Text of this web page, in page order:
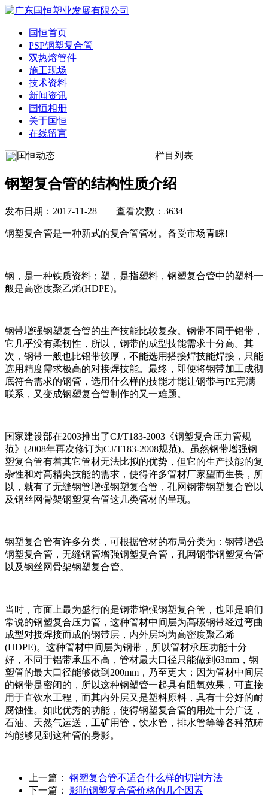
国恒首页
PSP钢塑复合管
双热熔管件
施工现场
技术资料
新闻资讯
国恒相册
关于国恒
在线留言
国恒动态 栏目列表
钢塑复合管的结构性质介绍
发布日期：2017-11-28 查看次数：3634
钢塑复合管是一种新式的复合管管材。备受市场青睐!
钢，是一种铁质资料；塑，是指塑料，钢塑复合管中的塑料一
般是高密度聚乙烯(HDPE)。
钢带增强钢塑复合管的生产技能比较复杂。钢带不同于铝带，
它几乎没有柔韧性，所以，钢带的成型技能需求十分高。其
次，钢带一般也比铝带较厚，不能选用搭接焊技能焊接，只能
选用精度需求极高的对接焊技能。最终，即便将钢带加工成彻
底符合需求的钢管，选用什么样的技能才能让钢带与PE完满
联系，又变成钢塑复合管制作的又一难题。
国家建设部在2003推出了CJ/T183-2003《钢塑复合压力管规
范》(2008年再次修订为CJ/T183-2008规范)。虽然钢带增强钢
塑复合管有着其它管材无法比拟的优势，但它的生产技能的复
杂性和对高精尖技能的需求，使得许多管材厂家望而生畏，所
以，就有了无缝钢管增强钢塑复合管，孔网钢带钢塑复合管以
及钢丝网骨架钢塑复合管这几类管材的呈现。
钢塑复合管有许多分类，可根据管材的布局分类为：钢带增强
钢塑复合管，无缝钢管增强钢塑复合管，孔网钢带钢塑复合管
以及钢丝网骨架钢塑复合管。
当时，市面上最为盛行的是钢带增强钢塑复合管，也即是咱们
常说的钢塑复合压力管，这种管材中间层为高碳钢带经过弯曲
成型对接焊接而成的钢带层，内外层均为高密度聚乙烯
(HDPE)。这种管材中间层为钢带，所以管材承压功能十分
好，不同于铝带承压不高，管材最大口径只能做到63mm，钢
塑管的最大口径能够做到200mm，乃至更大；因为管材中间层
的钢带是密闭的，所以这种钢塑管一起具有阻氧效果，可直接
用于直饮水工程，而其内外层又是塑料原料，具有十分好的耐
腐蚀性。如此优秀的功能，使得钢塑复合管的用处十分广泛，
石油、天然气运送，工矿用管，饮水管，排水管等等各种范畴
均能够见到这种管的身影。
上一篇： 钢塑复合管不适合什么样的切割方法
下一篇： 影响钢塑复合管价格的几个因素